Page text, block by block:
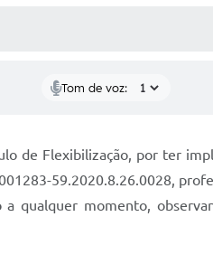
Tom de voz:
de Flexibilização, por ter
59.2020.8.26.0028,
qualquer momento,